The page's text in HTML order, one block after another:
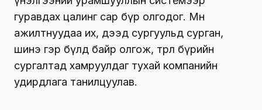
гуравдах цалинг сар бүр олгодог. Мөн
ажилтнуудаа их, дээд сургуульд сурган,
шинэ гэр бүлд байр олгож, төрөл бүрийн
сургалтад хамруулдаг тухай компанийн
удирдлага танилцуулав.